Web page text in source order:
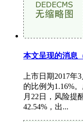
本文呈现的消息
上市日期2017年
的比例为1.16%
月22日，风险提
42.54%，出...